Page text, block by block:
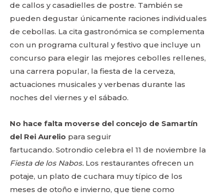
de callos y casadielles de postre. También se
pueden degustar únicamente raciones individuales
de cebollas. La cita gastronómica se complementa
con un programa cultural y festivo que incluye un
concurso para elegir las mejores cebolles rellenes,
una carrera popular, la fiesta de la cerveza,
actuaciones musicales y verbenas durante las
noches del viernes y el sábado.
No hace falta moverse del concejo de Samartín
del Rei Aurelio para seguir
fartucando. Sotrondio celebra el 11 de noviembre la
Fiesta de los Nabos. Los restaurantes ofrecen un
potaje, un plato de cuchara muy típico de los
meses de otoño e invierno, que tiene como